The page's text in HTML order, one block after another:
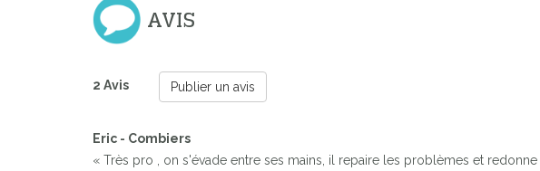
AVIS
2 Avis Publier un avis
Eric - Combiers
« Très pro , on s'évade entre ses mains, il repaire les problèmes et